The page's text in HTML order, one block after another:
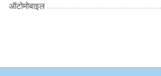
ऑटोमोबाइल